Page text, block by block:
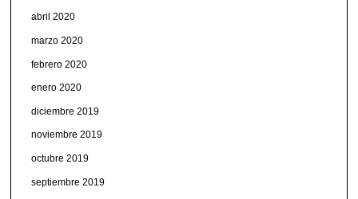
abril 2020
marzo 2020
febrero 2020
enero 2020
diciembre 2019
noviembre 2019
octubre 2019
septiembre 2019